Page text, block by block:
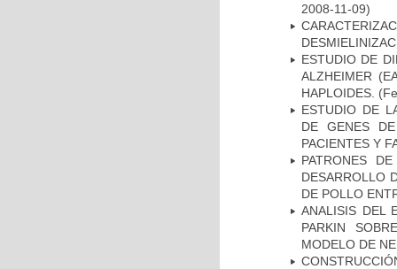
2008-11-09)
ESTUDIO DE
ALZHEIMER
HAPLOIDES.
ESTUDIO DE
DE GENES
PACIENTES Y
PATRONES
DESARROLLO
DE POLLO
ANALISIS DEL
PARKIN
MODELO DE